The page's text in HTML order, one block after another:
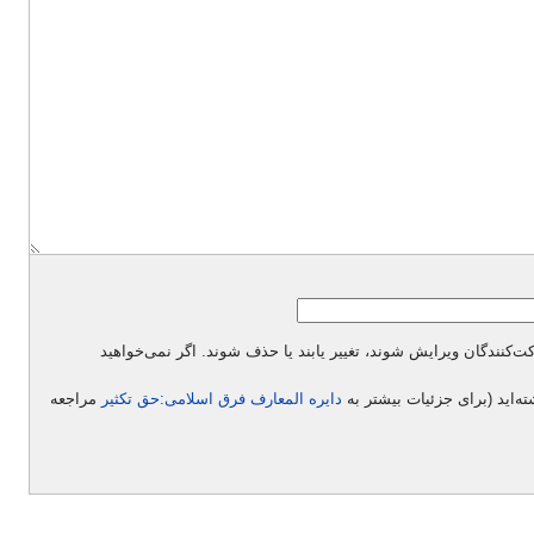
ویرایش شوند، تغییر یابند یا حذف شوند. اگر نمی‌خواهید
(برای جزئیات بیشتر به دایره المعارف فرق اسلامی:حق تکثیر
مراجعه